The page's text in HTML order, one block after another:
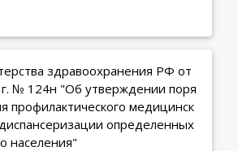
здравоохранения РФ от
№ 124н "Об утверждении поря
профилактического медицинск
определенных
населения"